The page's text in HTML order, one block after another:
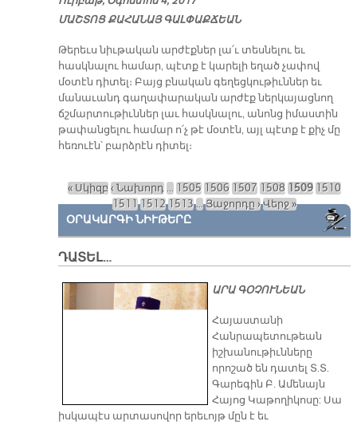
ՄԱՇ­ՏՈՑ ՔԱ­ՀԱ­ՆԱՅ ԳԱԼ­ՓԱՔ­ՃԵԱՆ
Թերեւս նիւթական արժէքներ լա՛ւ տեսնելու եւ
հասկնալու համար, պէտք է կարելի եղած չափով
մօտէն դիտել։ Բայց բնական գեղեցկութիւններ եւ
մանաւանդ գաղափարական արժէք ներկայացնող
ճշմարտութիւններ լաւ հասկնալու, անոնց իմաստին
թափանցելու համար ո՛չ թէ մօտէն, այլ պէտք է քիչ մը
հեռուէն՝ բարձրէն դիտել։
Էջեր
« Սկիզբ‹ Նախորդ … 1505 1506 1507 1508 1509 1510
1511 15121513…Յաջորդը ›Վերջ »
ՕՐԱԿԱՐԳԻ ՆԻՒԹԵՐԸ
ԴԱՏԵԼ…
ԱՐԱ ԳՕՉՈՒՆԵԱՆ
​Հայաստանի
Հանրապետութեան
իշխանութիւնները
որոշած են դատել Տ.Տ.
Գարեգին Բ. Ամենայն
Հայոց Կաթողիկոսը: Սա
իսկապէս արտասովոր երեւոյթ մըն է եւ